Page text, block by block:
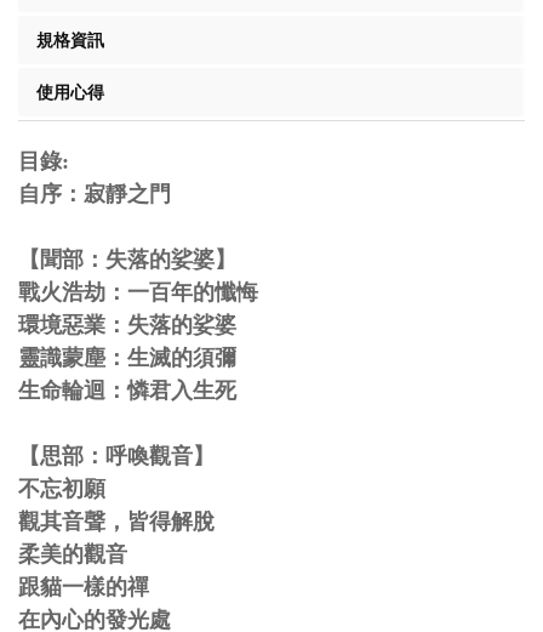
規格資訊
使用心得
目錄:
自序：寂靜之門
【聞部：失落的娑婆】
戰火浩劫：一百年的懺悔
環境惡業：失落的娑婆
靈識蒙塵：生滅的須彌
生命輪迴：憐君入生死
【思部：呼喚觀音】
不忘初願
觀其音聲，皆得解脫
柔美的觀音
跟貓一樣的禪
在內心的發光處